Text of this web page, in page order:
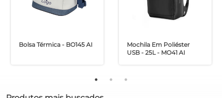
Bolsa Térmica - BO145 AI
Mochila Em Poliéster
USB - 25L - MO41 AI